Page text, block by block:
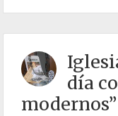
día
modernos”